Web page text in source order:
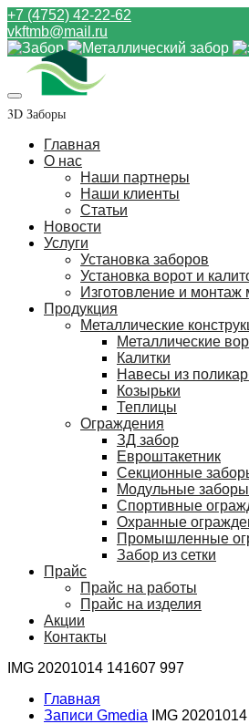
+7 (4752) 42-22-62
vkftmb@mail.ru
3D Заборы
Главная
О нас
Наши партнеры
Наши клиенты
Статьи
Новости
Услуги
Установка заборов
Установка ворот и
Изготовление и монтаж
Продукция
Металлические
Металлические
Калитки
Навесы из
Козырьки
Теплицы
Ограждения
ЗД забор
Евроштакетник
Секционные
Модульные заборы
Спортивные
Охранные
Промышленные
Забор из сетки
Прайс
Прайс на работы
Прайс на изделия
Акции
Контакты
IMG 20201014 141607 997
Главная
Записи Gmedia
IMG